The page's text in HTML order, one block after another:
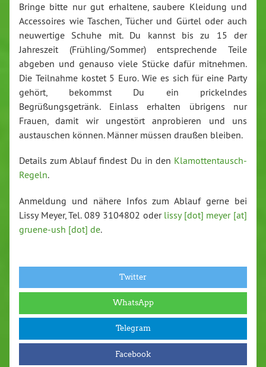
Bringe bitte nur gut erhaltene, saubere Kleidung und
Accessoires wie Taschen, Tücher und Gürtel oder auch
neuwertige Schuhe mit. Du kannst bis zu 15 der
Jahreszeit (Frühling/Sommer) entsprechende Teile
abgeben und genauso viele Stücke dafür mitnehmen.
Die Teilnahme kostet 5 Euro. Wie es sich für eine Party
gehört, bekommst Du ein prickelndes
Begrüßungsgetränk. Einlass erhalten übrigens nur
Frauen, damit wir ungestört anprobieren und uns
austauschen können. Männer müssen draußen bleiben.
Details zum Ablauf findest Du in den Klamottentausch-
Regeln.
Anmeldung und nähere Infos zum Ablauf gerne bei
Lissy Meyer, Tel. 089 3104802 oder lissy [dot] meyer [at]
gruene-ush [dot] de.
Twitter
WhatsApp
Telegram
Facebook